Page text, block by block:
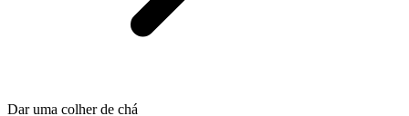
Dar uma colher de chá